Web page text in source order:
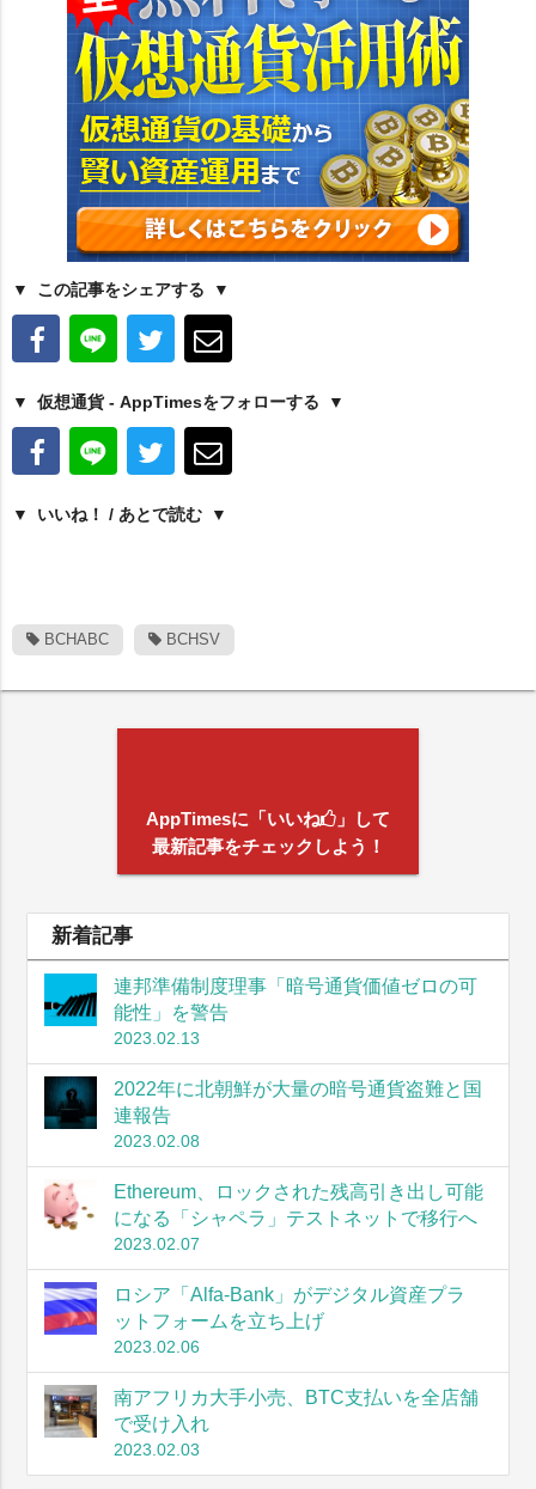
この記事をシェアする
仮想通貨 - AppTimesをフォローする
いいね！ / あとで読む
BCHABC BCHSV
AppTimesに「いいね
」して
最新記事をチェックしよう！
新着記事
連邦準備制度理事「暗号通貨価値ゼロの可
能性」を警告
2023.02.13
2022年に北朝鮮が大量の暗号通貨盗難と国
連報告
2023.02.08
Ethereum、ロックされた残高引き出し可能
になる「シャペラ」テストネットで移行へ
2023.02.07
ロシア「Alfa-Bank」がデジタル資産プラ
ットフォームを立ち上げ
2023.02.06
南アフリカ大手小売、BTC支払いを全店舗
で受け入れ
2023.02.03